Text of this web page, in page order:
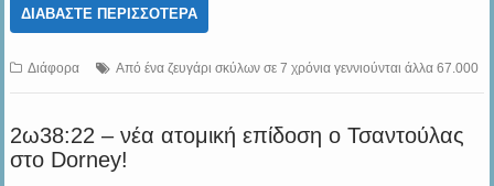
ΔΙΑΒΆΣΤΕ ΠΕΡΙΣΣΌΤΕΡΑ
Διάφορα Από ένα ζευγάρι σκύλων σε 7 χρόνια γεννιούνται άλλα 67.000
2ω38:22 – νέα ατομική επίδοση ο Τσαντούλας
στο Dorney!